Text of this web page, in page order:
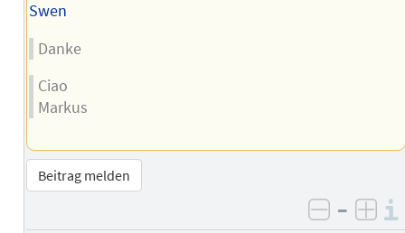
Swen
Danke
Ciao
Markus
Beitrag melden
negativ
–